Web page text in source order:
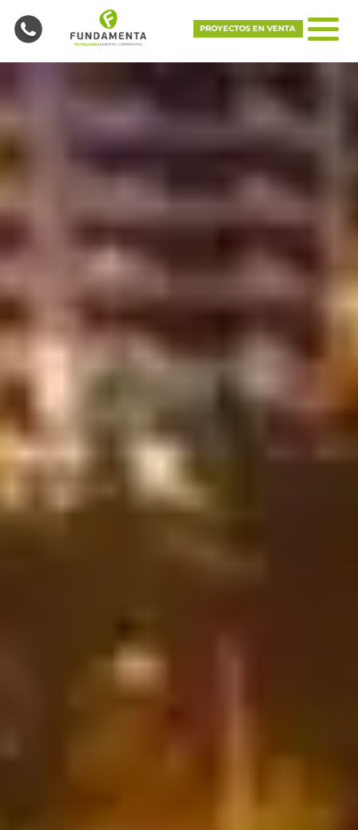
PROYECTOS EN VENTA